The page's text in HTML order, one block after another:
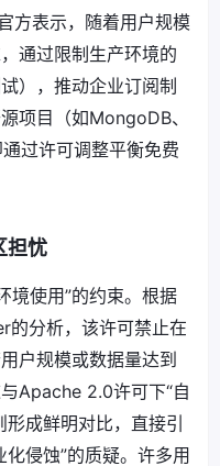
方表示，随着用户规模
通过限制生产环境的
），推动企业订阅制
项目（如MongoDB、
过许可调整平衡免费
担忧
境使用”的约束。根据
分析，该许可禁止在
户规模或数据量达到
Apache 2.0许可下“自
成鲜明对比，直接引
侵蚀”的质疑。许多用